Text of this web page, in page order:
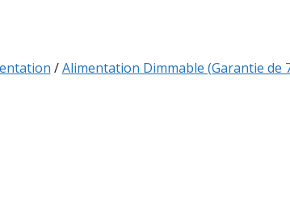
/Alimentation Dimmable (Garantie de